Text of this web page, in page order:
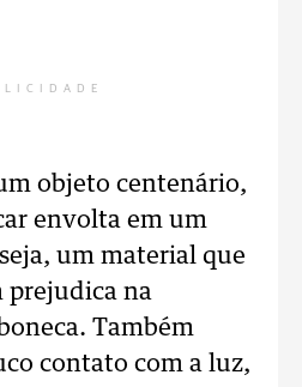
objeto centenário,
envolta em um
um material que
prejudica na
Também
contato com a luz,